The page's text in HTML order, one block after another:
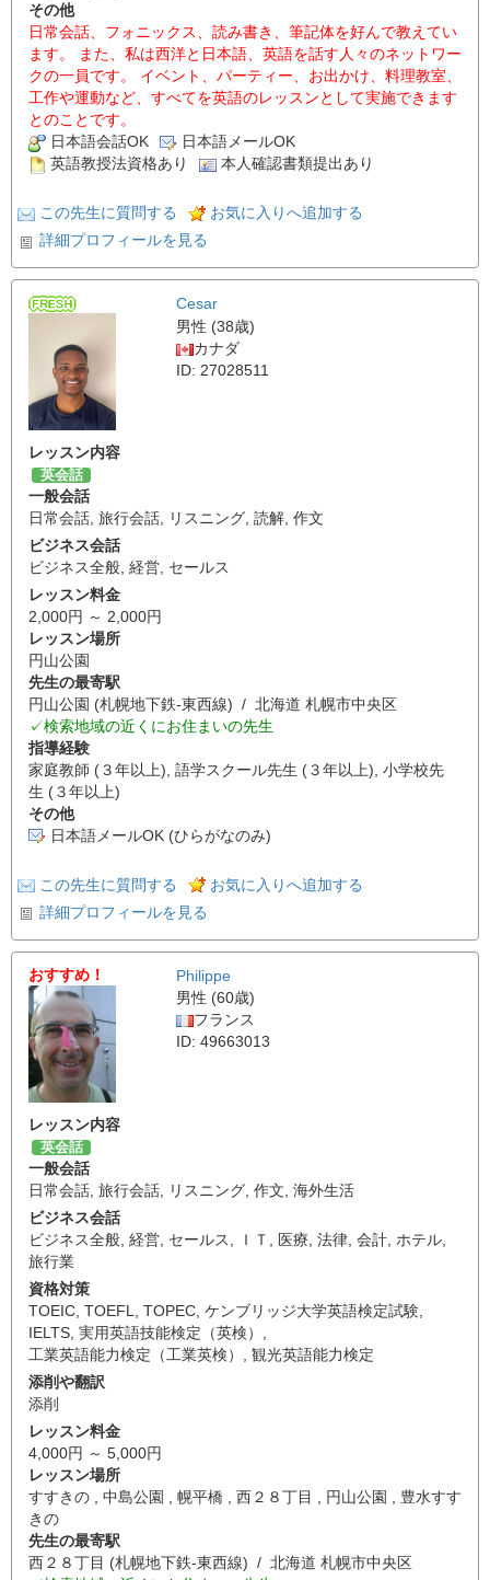
その他
日常会話、フォニックス、読み書き、筆記体を好んで教えてい
ます。 また、私は西洋と日本語、英語を話す人々のネットワー
クの一員です。 イベント、パーティー、お出かけ、料理教室、
工作や運動など、すべてを英語のレッスンとして実施できます
とのことです。
日本語会話OK
日本語メールOK
英語教授法資格あり
本人確認書類提出あり
この先生に質問する
お気に入りへ追加する
詳細プロフィールを見る
Cesar
男性 (38歳)
カナダ
ID: 27028511
レッスン内容
英会話
一般会話
日常会話 旅行会話 リスニング 読解 作文
ビジネス会話
ビジネス全般 経営 セールス
レッスン料金
2,000円 ～ 2,000円
レッスン場所
円山公園
先生の最寄駅
円山公園 (札幌地下鉄-東西線) / 北海道 札幌市中央区
✓検索地域の近くにお住まいの先生
指導経験
家庭教師 (３年以上), 語学スクール先生 (３年以上), 小学校先
生 (３年以上)
その他
日本語メールOK (ひらがなのみ)
この先生に質問する
お気に入りへ追加する
詳細プロフィールを見る
おすすめ！
Philippe
男性 (60歳)
フランス
ID: 49663013
レッスン内容
英会話
一般会話
日常会話 旅行会話 リスニング 作文 海外生活
ビジネス会話
ビジネス全般 経営 セールス ＩＴ 医療 法律 会計 ホテル
旅行業
資格対策
TOEIC TOEFL TOPEC ケンブリッジ大学英語検定試験
IELTS 実用英語技能検定（英検）
工業英語能力検定（工業英検）
観光英語能力検定
添削や翻訳
添削
レッスン料金
4,000円 ～ 5,000円
レッスン場所
すすきの , 中島公園 , 幌平橋 , 西２８丁目 , 円山公園 , 豊水すす
きの
先生の最寄駅
西２８丁目 (札幌地下鉄-東西線) / 北海道 札幌市中央区